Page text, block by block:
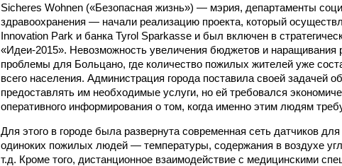
Sicheres Wohnen («Безопасная жизнь») — мэрия, департаменты
здравоохранения — начали реализацию проекта, который
Innovation Park и банка Tyrol Sparkasse и был включен в
«Идеи-2015». Невозможность увеличения бюджетов и наращивания
проблемы для Больцано, где количество пожилых жителей уже
всего населения. Администрация города поставила своей задачей
предоставлять им необходимые услуги, но ей требовался
оперативного информирования о том, когда именно этим людям
Для этого в городе была развернута современная сеть датчиков
одиноких пожилых людей — температуры, содержания в воздухе
т.д. Кроме того, дистанционное взаимодействие с медицинскими